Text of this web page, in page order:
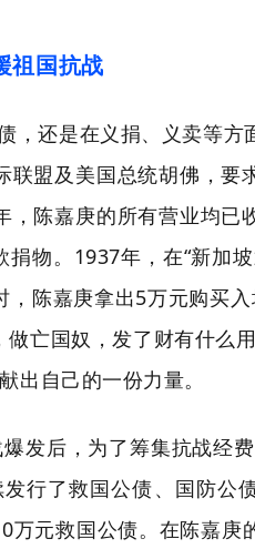
祖国抗战
，还是在义捐、义卖等方
盟及美国总统胡佛，要
陈嘉庚的所有营业均已
物。1937年，在“新加
陈嘉庚拿出5万元购买
亡国奴，发了财有什么
出自己的一份力量。
发后，为了筹集抗战经
行了救国公债、国防公
元救国公债。在陈嘉庚